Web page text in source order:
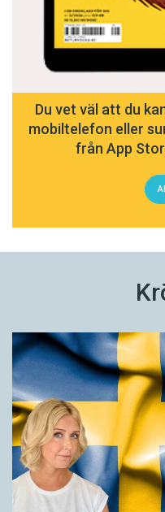
Du vet väl att du
mobiltelefon eller
från App